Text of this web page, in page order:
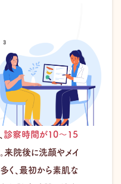
診察時間が10〜15
。来院後に洗顔やメイ
く、最初から素肌な